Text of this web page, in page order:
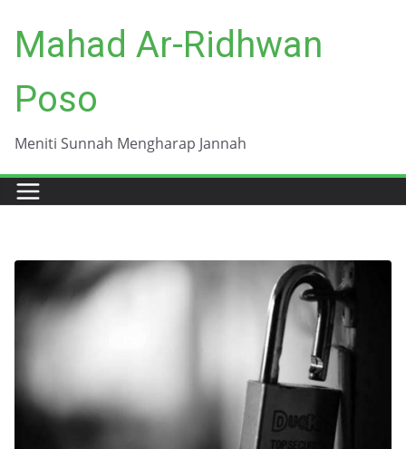
content
Mahad Ar-Ridhwan
Poso
Meniti Sunnah Mengharap Jannah